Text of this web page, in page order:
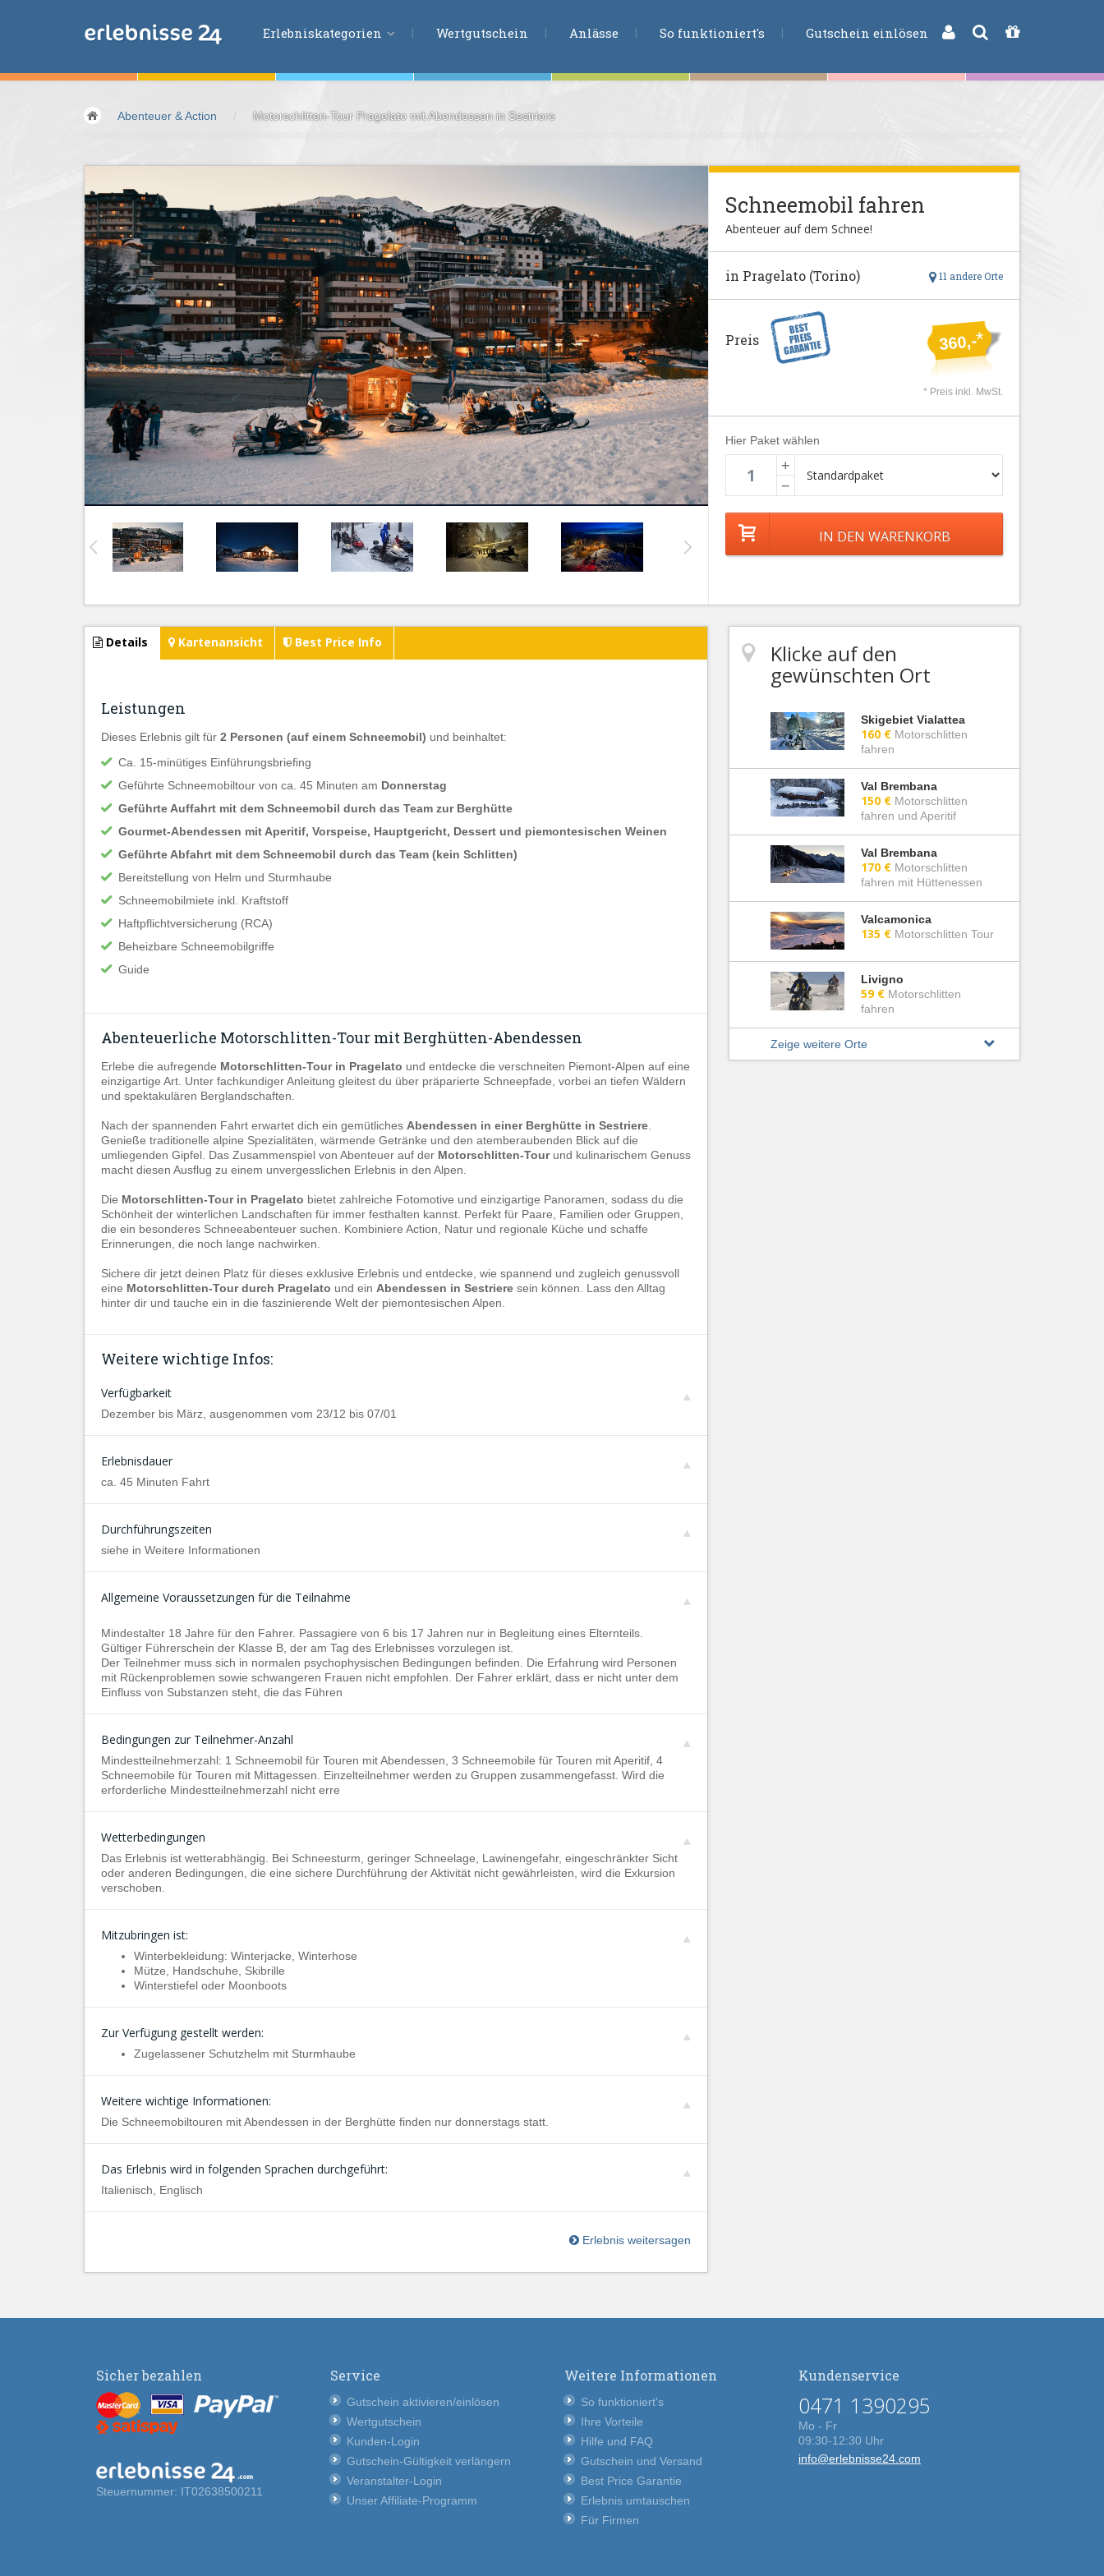
Erlebniskategorien
Fliegen &Gleiten
Sport &Fitness
Essen &Trinken
Wellness &Gesundheit
Wasser &Wind
Lifestyle &Phantasie
Kids &Family
Übernachtungen
Wertgutschein Anlässe So funktioniert's Gutschein einlösen
Abenteuer & Action / Motorschlitten-Tour Pragelato mit Abendessen in Sestriere
Schneemobil fahren
Abenteuer auf dem Schnee!
11 andere Orte
in Pragelato (Torino)
360,-*
Preis
* Preis inkl. MwSt.
Hier Paket wählen
+
−
Details Kartenansicht Best Price Info
Leistungen
Dieses Erlebnis gilt für 2 Personen (auf einem Schneemobil) und beinhaltet:
Ca. 15-minütiges Einführungsbriefing
Geführte Schneemobiltour von ca. 45 Minuten am Donnerstag
Geführte Auffahrt mit dem Schneemobil durch das Team zur Berghütte
Gourmet-Abendessen mit Aperitif, Vorspeise, Hauptgericht, Dessert und piemontesischen Weinen
Geführte Abfahrt mit dem Schneemobil durch das Team (kein Schlitten)
Bereitstellung von Helm und Sturmhaube
Schneemobilmiete inkl. Kraftstoff
Haftpflichtversicherung (RCA)
Beheizbare Schneemobilgriffe
Guide
Abenteuerliche Motorschlitten-Tour mit Berghütten-Abendessen
Erlebe die aufregende Motorschlitten-Tour in Pragelato und entdecke die verschneiten Piemont-Alpen auf eine
einzigartige Art. Unter fachkundiger Anleitung gleitest du über präparierte Schneepfade, vorbei an tiefen Wäldern
und spektakulären Berglandschaften.
Nach der spannenden Fahrt erwartet dich ein gemütliches Abendessen in einer Berghütte in Sestriere
Genieße traditionelle alpine Spezialitäten, wärmende Getränke und den atemberaubenden Blick auf die
umliegenden Gipfel. Das Zusammenspiel von Abenteuer auf der Motorschlitten-Tourund kulinarischem Genuss
macht diesen Ausflug zu einem unvergesslichen Erlebnis in den Alpen.
Die Motorschlitten-Tour in Pragelato bietet zahlreiche Fotomotive und einzigartige Panoramen, sodass du die
Schönheit der winterlichen Landschaften für immer festhalten kannst. Perfekt für Paare, Familien oder Gruppen,
die ein besonderes Schneeabenteuer suchen. Kombiniere Action, Natur und regionale Küche und schaffe
Erinnerungen, die noch lange nachwirken.
Sichere dir jetzt deinen Platz für dieses exklusive Erlebnis und entdecke, wie spannend und zugleich genussvoll
eine Motorschlitten-Tour durch Pragelato und ein Abendessen in Sestriere sein können. Lass den Alltag
hinter dir und tauche ein in die faszinierende Welt der piemontesischen Alpen.
Weitere wichtige Infos:
Verfügbarkeit
Dezember bis März, ausgenommen vom 23/12 bis 07/01
Erlebnisdauer
ca. 45 Minuten Fahrt
Durchführungszeiten
siehe in Weitere Informationen
Allgemeine Voraussetzungen für die Teilnahme
Mindestalter 18 Jahre für den Fahrer. Passagiere von 6 bis 17 Jahren nur in Begleitung eines Elternteils.
Gültiger Führerschein der Klasse B, der am Tag des Erlebnisses vorzulegen ist.
Der Teilnehmer muss sich in normalen psychophysischen Bedingungen befinden. Die Erfahrung wird Personen
mit Rückenproblemen sowie schwangeren Frauen nicht empfohlen. Der Fahrer erklärt, dass er nicht unter dem
Einfluss von Substanzen steht, die das Führen
Bedingungen zur Teilnehmer-Anzahl
Mindestteilnehmerzahl: 1 Schneemobil für Touren mit Abendessen, 3 Schneemobile für Touren mit Aperitif, 4
Schneemobile für Touren mit Mittagessen. Einzelteilnehmer werden zu Gruppen zusammengefasst. Wird die
erforderliche Mindestteilnehmerzahl nicht erre
Wetterbedingungen
Das Erlebnis ist wetterabhängig. Bei Schneesturm, geringer Schneelage, Lawinengefahr, eingeschränkter Sicht
oder anderen Bedingungen, die eine sichere Durchführung der Aktivität nicht gewährleisten, wird die Exkursion
verschoben.
Mitzubringen ist:
Winterbekleidung: Winterjacke, Winterhose
Mütze, Handschuhe, Skibrille
Winterstiefel oder Moonboots
Zur Verfügung gestellt werden:
Zugelassener Schutzhelm mit Sturmhaube
Weitere wichtige Informationen:
Die Schneemobiltouren mit Abendessen in der Berghütte finden nur donnerstags statt.
Das Erlebnis wird in folgenden Sprachen durchgeführt:
Italienisch, Englisch
Erlebnis weitersagen
Klicke auf den
gewünschten Ort
Skigebiet Vialattea
160 € Motorschlitten
fahren
Val Brembana
150 € Motorschlitten
fahren und Aperitif
Val Brembana
170 € Motorschlitten
fahren mit Hüttenessen
Valcamonica
135 € Motorschlitten Tour
Livigno
59 € Motorschlitten
fahren
Zeige weitere Orte
Sicher bezahlen
Steuernummer: IT02638500211
Service
Gutschein aktivieren/einlösen
Wertgutschein
Kunden-Login
Gutschein-Gültigkeit verlängern
Veranstalter-Login
Unser Affiliate-Programm
Weitere Informationen
So funktioniert's
Ihre Vorteile
Hilfe und FAQ
Gutschein und Versand
Best Price Garantie
Erlebnis umtauschen
Für Firmen
Kundenservice
0471 1390295
Mo - Fr
09:30-12:30 Uhr
info@erlebnisse24.com